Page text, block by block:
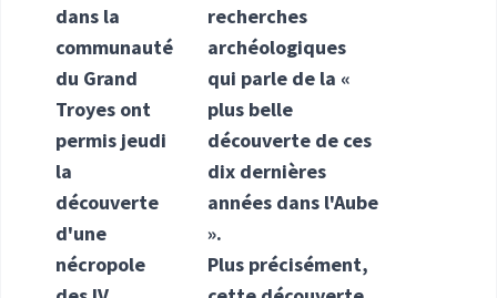
dans la
communauté
du Grand
Troyes ont
permis jeudi
la
découverte
d'une
nécropole
recherches
archéologiques
qui parle de la «
plus belle
découverte de ces
dix dernières
années dans l'Aube
».
Plus précisément,